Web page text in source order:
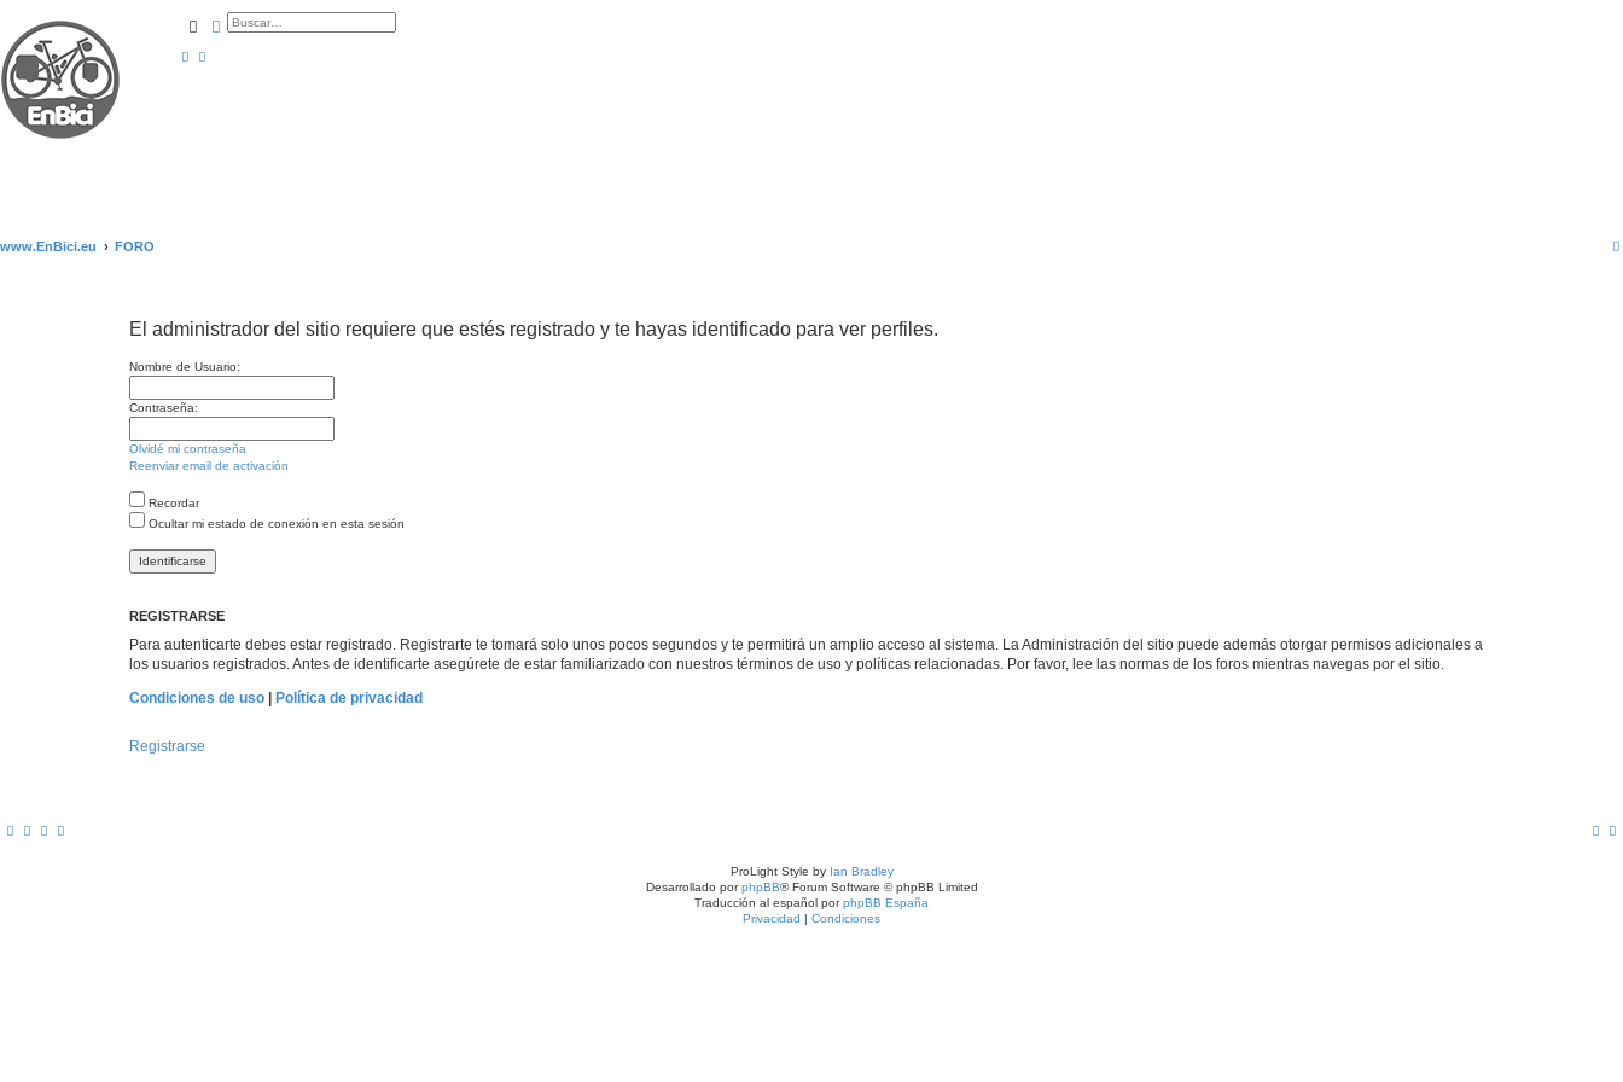
BuscarBúsqueda avanzada
www.EnBici.eu FORO
El administrador del sitio requiere que estés registrado y te hayas identificado para ver perfiles.
Nombre de Usuario:
Contraseña:
Olvidé mi contraseña
Reenviar email de activación
Recordar
Ocultar mi estado de conexión en esta sesión
REGISTRARSE
Para autenticarte debes estar registrado. Registrarte te tomará solo unos pocos segundos y te permitirá un amplio acceso al sistema. La Administración del sitio puede además otorgar permisos adicionales a
los usuarios registrados. Antes de identificarte asegúrete de estar familiarizado con nuestros términos de uso y políticas relacionadas. Por favor, lee las normas de los foros mientras navegas por el sitio.
Condiciones de uso | Política de privacidad
Registrarse
ProLight Style by Ian Bradley
Desarrollado porphpBB® Forum Software © phpBB Limited
Traducción al español porphpBB España
Privacidad | Condiciones